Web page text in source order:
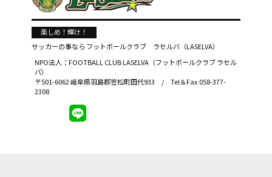
楽しめ！輝け！
サッカーの事なら フットボールクラブ ラセルバ（LASELVA）
NPO法人：FOOTBALL CLUB LASELVA（フットボールクラブ ラセル
バ）
〒501-6062 岐阜県羽島郡笠松町田代933 / Tel＆Fax 058-377-
2308